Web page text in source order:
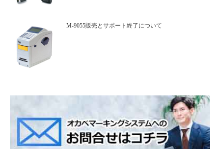
M-9055販売とサポート終了について